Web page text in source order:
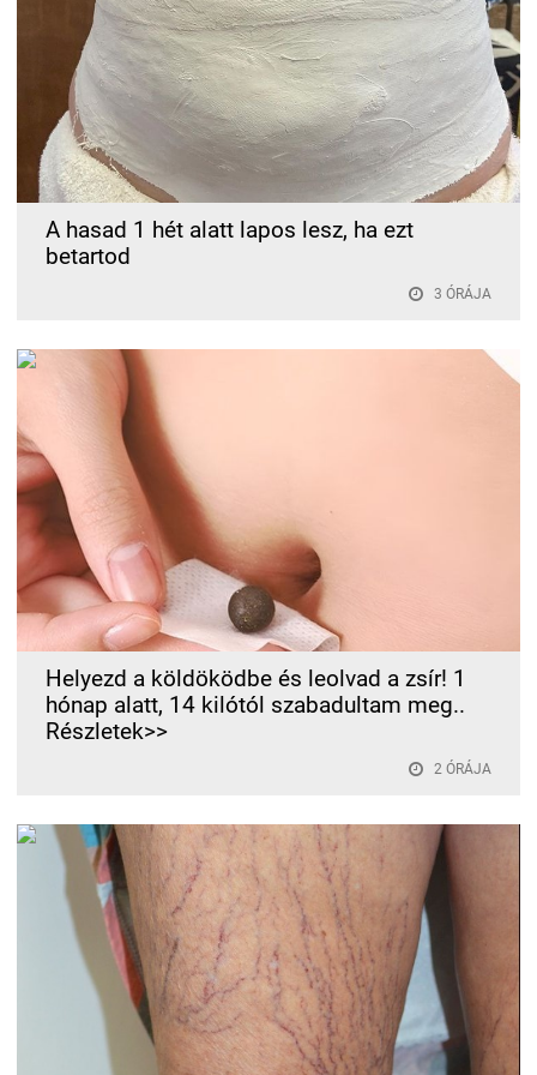
A hasad 1 hét alatt lapos lesz, ha ezt
betartod
3 ÓRÁJA
Helyezd a köldöködbe és leolvad a zsír! 1
hónap alatt, 14 kilótól szabadultam meg..
Részletek>>
2 ÓRÁJA